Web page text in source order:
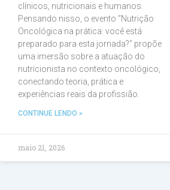
clínicos, nutricionais e humanos.
Pensando nisso, o evento ”Nutrição
Oncológica na prática: você está
preparado para esta jornada?” propõe
uma imersão sobre a atuação do
nutricionista no contexto oncológico,
conectando teoria, prática e
experiências reais da profissião.
CONTINUE LENDO »
maio 21, 2026